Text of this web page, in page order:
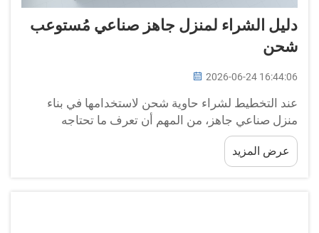
دليل الشراء لمنزل جاهز صناعي مُستوعب
شحن
2026-06-24 16:44:06
عند التخطيط لشراء حاوية شحن لاستخدامها في بناء
منزل صناعي جاهز، من المهم أن تعرف ما تحتاجه
بالضبط. فحاوية الشحن قد تكون خيارًا ذكيًّا لبناء منزل أو
مساحة عمل. فهي قوية ومتينة، ويمكن إعادة تشكيلها
بعدة طرق مختلفة...
عرض المزيد